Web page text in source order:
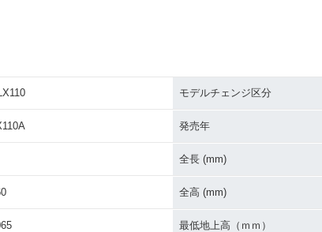
モデルチェンジ区分
発売年
全長 (mm)
全高 (mm)
最低地上高（ｍｍ）